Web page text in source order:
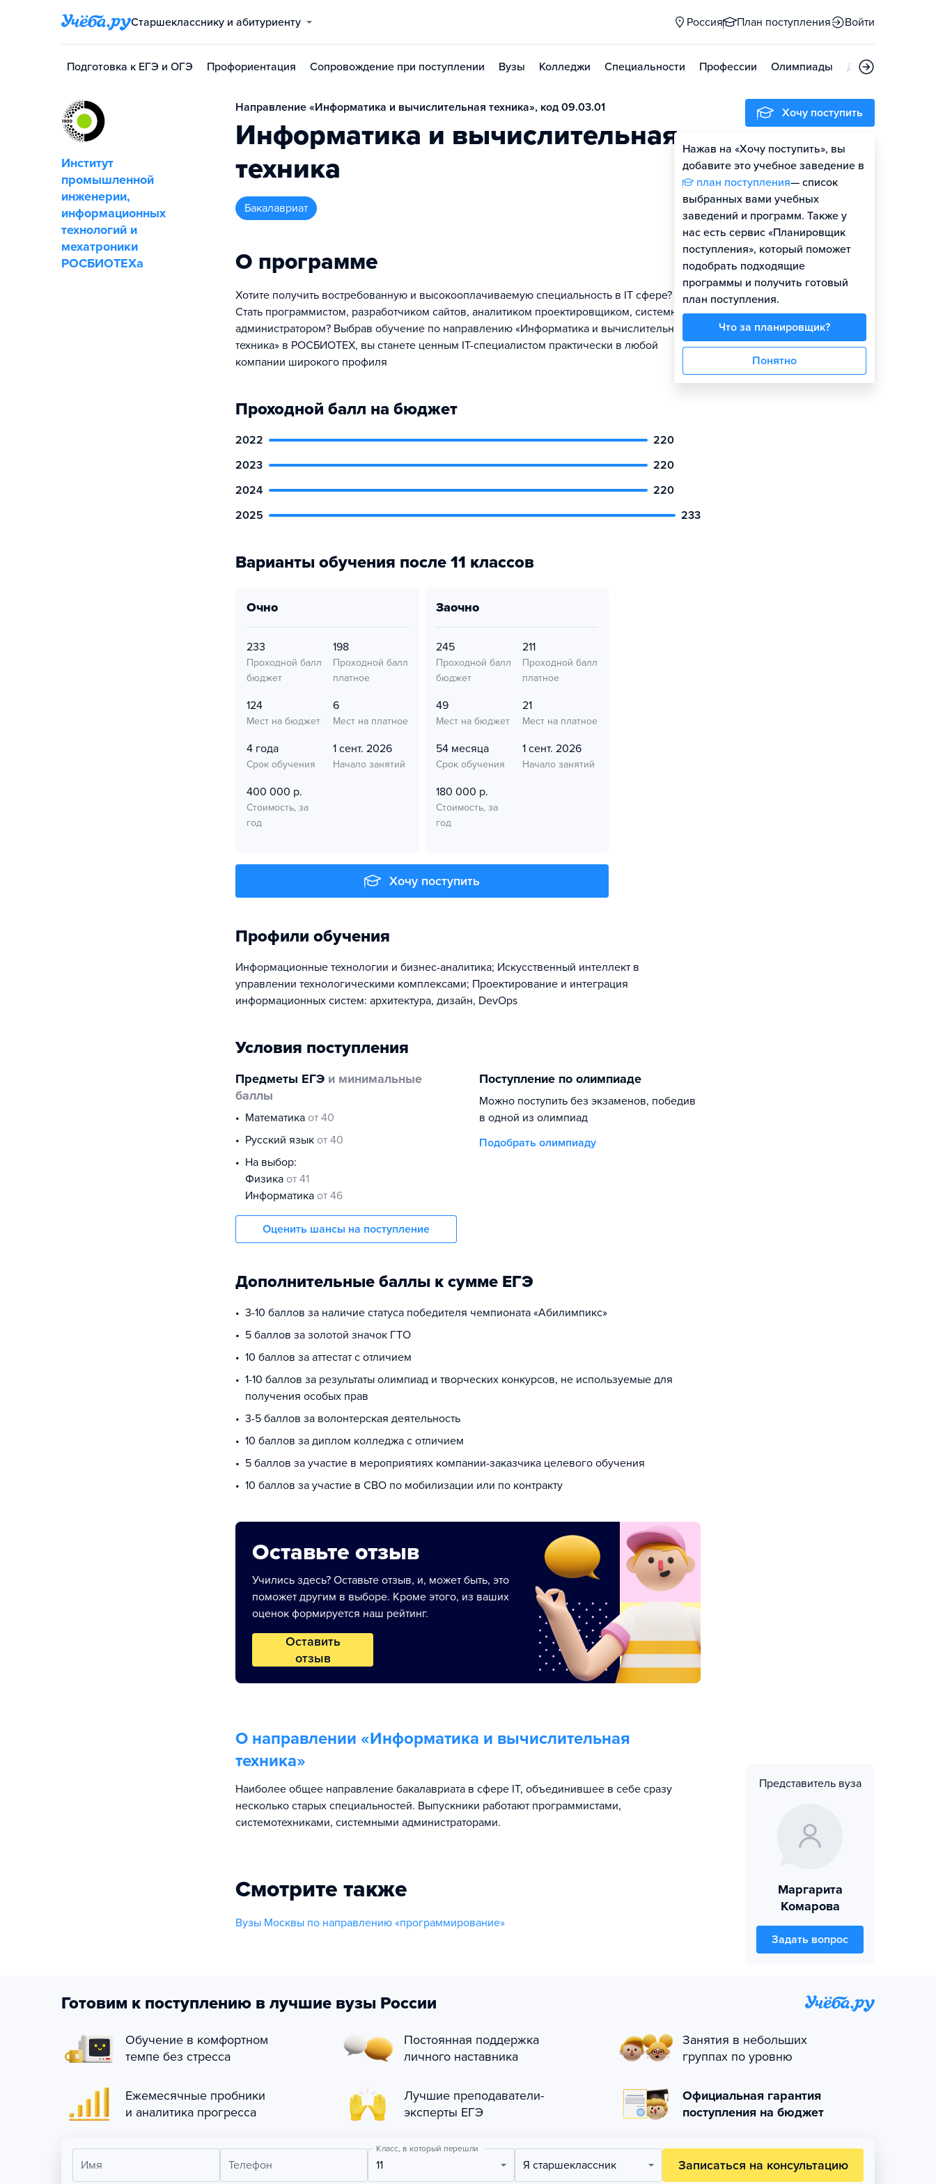
Старшекласснику и абитуриенту Россия План поступления Войти
Подготовка к ЕГЭ и ОГЭ Профориентация Сопровождение при поступлении Вузы Колледжи Специальности Профессии Олимпиады Дни открытых
Институт
промышленной
инженерии,
информационных
технологий и
мехатроники
РОСБИОТЕХа
Направление «Информатика и вычислительная техника», код 09.03.01
Информатика и вычислительная
техника
бакалавриат
О программе
Хотите получить востребованную и высокооплачиваемую специальность в IT сфере?
Стать программистом, разработчиком сайтов, аналитиком проектировщиком, системным
администратором? Выбрав обучение по направлению «Информатика и вычислительная
техника» в РОСБИОТЕХ, вы станете ценным IT-специалистом практически в любой
компании широкого профиля
Проходной балл на бюджет
2022
220
2023
220
2024
220
2025
233
Варианты обучения после 11 классов
очно
233
Проходной балл
бюджет
198
Проходной балл
платное
124
Мест на бюджет
6
Мест на платное
4 года
Срок обучения
1 сент. 2026
Начало занятий
400 000 р.
Стоимость, за
год
заочно
245
Проходной балл
бюджет
211
Проходной балл
платное
49
Мест на бюджет
21
Мест на платное
54 месяца
Срок обучения
1 сент. 2026
Начало занятий
180 000 р.
Стоимость, за
год
Хочу поступить
Профили обучения
Информационные технологии и бизнес-аналитика; Искусственный интеллект в
управлении технологическими комплексами; Проектирование и интеграция
информационных систем: архитектура, дизайн, DevOps
Условия поступления
Предметы ЕГЭ и минимальные
баллы
математика от 40
русский язык от 40
На выбор:
физика от 41
информатика от 46
Оценить шансы на поступление
Поступление по олимпиаде
Можно поступить без экзаменов, победив
в одной из олимпиад
Подобрать олимпиаду
Дополнительные баллы к сумме ЕГЭ
3-10 баллов за наличие статуса победителя чемпионата «Абилимпикс»
5 баллов за золотой значок ГТО
10 баллов за аттестат с отличием
1-10 баллов за результаты олимпиад и творческих конкурсов, не используемые для
получения особых прав
3-5 баллов за волонтерская деятельность
10 баллов за диплом колледжа с отличием
5 баллов за участие в мероприятиях компании-заказчика целевого обучения
10 баллов за участие в СВО по мобилизации или по контракту
Оставьте отзыв
Учились здесь? Оставьте отзыв, и, может быть, это
поможет другим в выборе. Кроме этого, из ваших
оценок формируется наш рейтинг.
Оставить
отзыв
О направлении «Информатика и вычислительная
техника»
Наиболее общее направление бакалавриата в сфере IT, объединившее в себе сразу
несколько старых специальностей. Выпускники работают программистами,
системотехниками, системными администраторами.
Смотрите также
Вузы Москвы по направлению «программирование»
Хочу поступить
Нажав на «Хочу поступить», вы
добавите это учебное заведение в
план поступления— список
выбранных вами учебных
заведений и программ. Также у
нас есть сервис «Планировщик
поступления», который поможет
подобрать подходящие
программы и получить готовый
план поступления.
Что за планировщик?
Понятно
Оценить шансы
Представитель вуза
Маргарита
Комарова
Задать вопрос
Готовим к поступлению в лучшие вузы России
Обучение в комфортном
темпе без стресса
Постоянная поддержка
личного наставника
Занятия в небольших
группах по уровню
Ежемесячные пробники
и аналитика прогресса
Лучшие преподаватели-
эксперты ЕГЭ
Официальная гарантия
поступления на бюджет
Имя Телефон
Класс, в который перешли
11 Я старшеклассник Записаться на консультацию